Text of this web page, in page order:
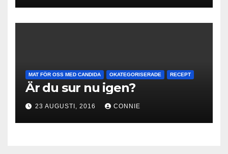
MAT FÖR OSS MED CANDIDA OKATEGORISERADE RECEPT
Är du sur nu igen?
23 AUGUSTI, 2016 CONNIE